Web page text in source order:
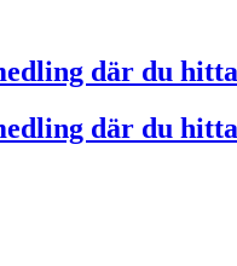
där du
där du